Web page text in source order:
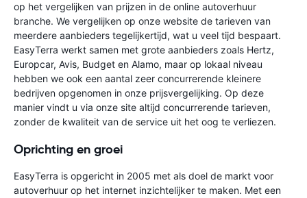
op het vergelijken van prijzen in de online autoverhuur
branche. We vergelijken op onze website de tarieven van
meerdere aanbieders tegelijkertijd, wat u veel tijd bespaart.
EasyTerra werkt samen met grote aanbieders zoals Hertz,
Europcar, Avis, Budget en Alamo, maar op lokaal niveau
hebben we ook een aantal zeer concurrerende kleinere
bedrijven opgenomen in onze prijsvergelijking. Op deze
manier vindt u via onze site altijd concurrerende tarieven,
zonder de kwaliteit van de service uit het oog te verliezen.
Oprichting en groei
EasyTerra is opgericht in 2005 met als doel de markt voor
autoverhuur op het internet inzichtelijker te maken. Met een